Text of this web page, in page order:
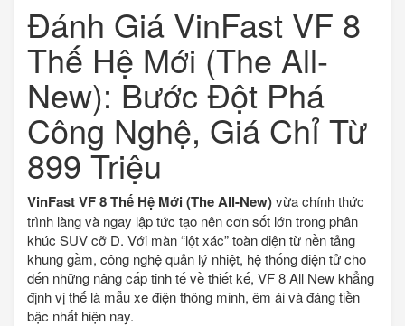
Đánh Giá VinFast VF 8
Thế Hệ Mới (The All-
New): Bước Đột Phá
Công Nghệ, Giá Chỉ Từ
899 Triệu
VinFast VF 8 Thế Hệ Mới (The All-New)vừa chính thức
trình làng và ngay lập tức tạo nên cơn sốt lớn trong phân
khúc SUV cỡ D. Với màn “lột xác” toàn diện từ nền tảng
khung gầm, công nghệ quản lý nhiệt, hệ thống điện tử cho
đến những nâng cấp tinh tế về thiết kế, VF 8 All New khẳng
định vị thế là mẫu xe điện thông minh, êm ái và đáng tiền
bậc nhất hiện nay.